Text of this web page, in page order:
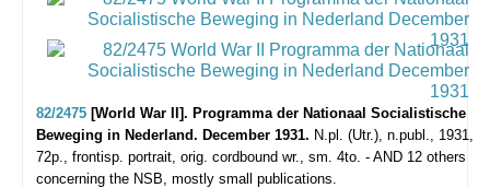
82/2475 [World War II]. Programma der Nationaal Socialistische
Beweging in Nederland. December 1931. N.pl. (Utr.), n.publ., 1931,
72p., frontisp. portrait, orig. cordbound wr., sm. 4to. - AND 12 others
concerning the NSB, mostly small publications.